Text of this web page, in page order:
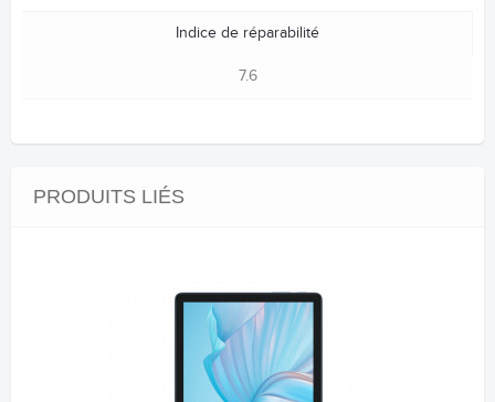
Indice de réparabilité
7.6
PRODUITS LIÉS